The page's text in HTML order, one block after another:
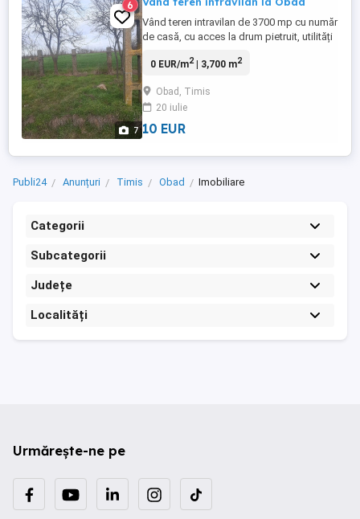
7
6
Vând teren intravilan de 3700 mp cu număr
de casă, cu acces la drum pietruit, utilități
Preț 10 euro mp. Sat Obad la 27 km de
ulterior.
0 EUR/m2| 3,700 m2
Obad, Timis
20 iulie
10 EUR
Publi24 Anunțuri Timis Obad Imobiliare
Categorii
Subcategorii
Județe
Localități
Urmărește-ne pe